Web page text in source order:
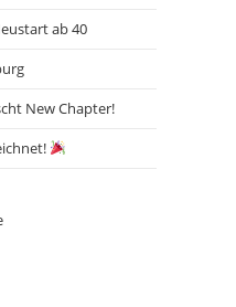
ab 40
New Chapter!